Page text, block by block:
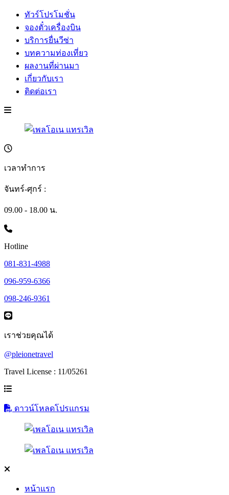
ทัวร์โปรโมชั่น
จองตั๋วเครื่องบิน
บริการยื่นวีซ่า
บทความท่องเที่ยว
ผลงานที่ผ่านมา
เกี่ยวกับเรา
ติดต่อเรา
เวลาทำการ
จันทร์-ศุกร์ :
09.00 - 18.00 น.
Hotline
081-831-4988
096-959-6366
098-246-9361
เราช่วยคุณได้
@pleionetravel
Travel License : 11/05261
ดาวน์โหลดโปรแกรม
หน้าแรก